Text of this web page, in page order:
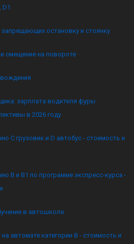
D1
остановку и стоянку
смещение на повороте
зарплата водителя фуры
в 2026 году
C грузовик и D автобус - стоимость и
B и B1 по программе экспресс-курса -
в автошколе
автомате категории B - стоимость и